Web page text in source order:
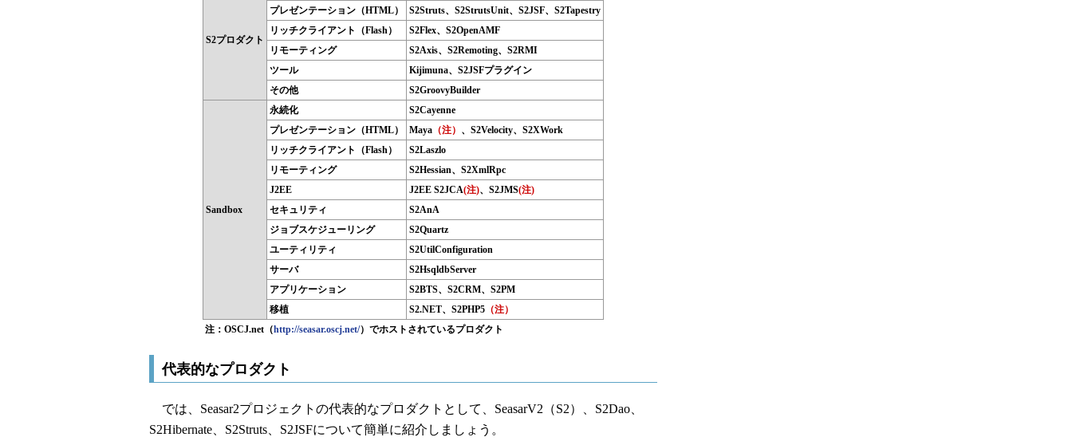
S2プロダクト
プレゼンテーション（HTML）
S2Struts、S2StrutsUnit、S2JSF、S2Tapestry
リッチクライアント（Flash）
S2Flex、S2OpenAMF
リモーティング
S2Axis、S2Remoting、S2RMI
ツール
Kijimuna、S2JSFプラグイン
その他
S2GroovyBuilder
Sandbox
永続化
S2Cayenne
プレゼンテーション（HTML）
Maya （注） 、S2Velocity、S2XWork
リッチクライアント（Flash）
S2Laszlo
リモーティング
S2Hessian、S2XmlRpc
J2EE
J2EE S2JCA(注)、S2JMS(注)
セキュリティ
S2AnA
ジョブスケジューリング
S2Quartz
ユーティリティ
S2UtilConfiguration
サーバ
S2HsqldbServer
アプリケーション
S2BTS、S2CRM、S2PM
移植
S2.NET、S2PHP5 （注）
注：OSCJ.net（http://seasar.oscj.net/）でホストされているプロダクト
代表的なプロダクト
では、Seasar2プロジェクトの代表的なプロダクトとして、SeasarV2（S2）、S2Dao、
S2Hibernate、S2Struts、S2JSFについて簡単に紹介しましょう。